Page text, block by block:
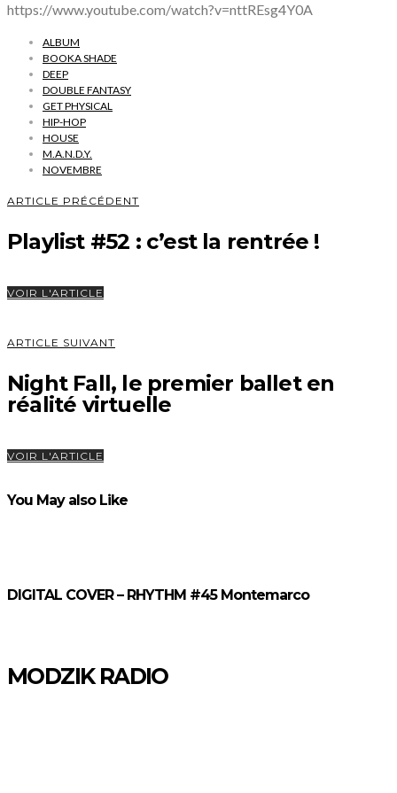
https://www.youtube.com/watch?v=nttREsg4Y0A
ALBUM
BOOKA SHADE
DEEP
DOUBLE FANTASY
GET PHYSICAL
HIP-HOP
HOUSE
M.A.N.D.Y.
NOVEMBRE
ARTICLE PRÉCÉDENT
Playlist #52 : c’est la rentrée !
VOIR L'ARTICLE
ARTICLE SUIVANT
Night Fall, le premier ballet en
réalité virtuelle
VOIR L'ARTICLE
You May also Like
DIGITAL COVER – RHYTHM #45 Montemarco
MODZIK RADIO